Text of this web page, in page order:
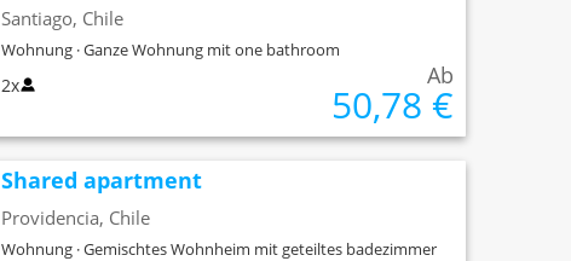
Santiago, Chile
Wohnung · Ganze Wohnung mit one bathroom
2x Ab
50,78 €
Shared apartment
Providencia, Chile
Wohnung · Gemischtes Wohnheim mit geteiltes badezimmer